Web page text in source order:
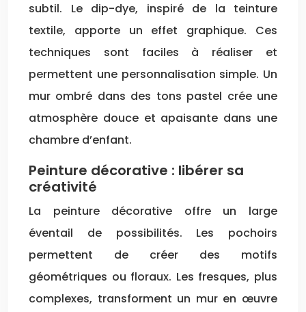
subtil. Le dip-dye, inspiré de la teinture
textile, apporte un effet graphique. Ces
techniques sont faciles à réaliser et
permettent une personnalisation simple. Un
mur ombré dans des tons pastel crée une
atmosphère douce et apaisante dans une
chambre d’enfant.
Peinture décorative : libérer sa
créativité
La peinture décorative offre un large
éventail de possibilités. Les pochoirs
permettent de créer des motifs
géométriques ou floraux. Les fresques, plus
complexes, transforment un mur en œuvre